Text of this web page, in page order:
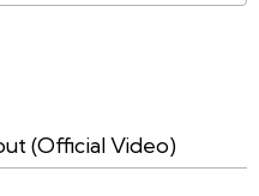
(Official Video)